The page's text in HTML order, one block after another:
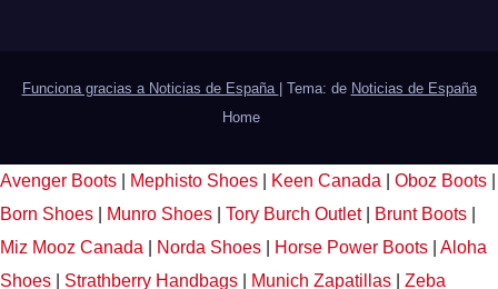
Funciona gracias a Noticias de España Tema: de Noticias de España
Home
Avenger Boots Mephisto Shoes Keen Canada Oboz Boots
Born Shoes
Munro Shoes Tory Burch Outlet Brunt Boots
Miz Mooz Canada
Norda Shoes Horse Power Boots
Aloha
Shoes
Strathberry Handbags Munich Zapatillas
Zeba